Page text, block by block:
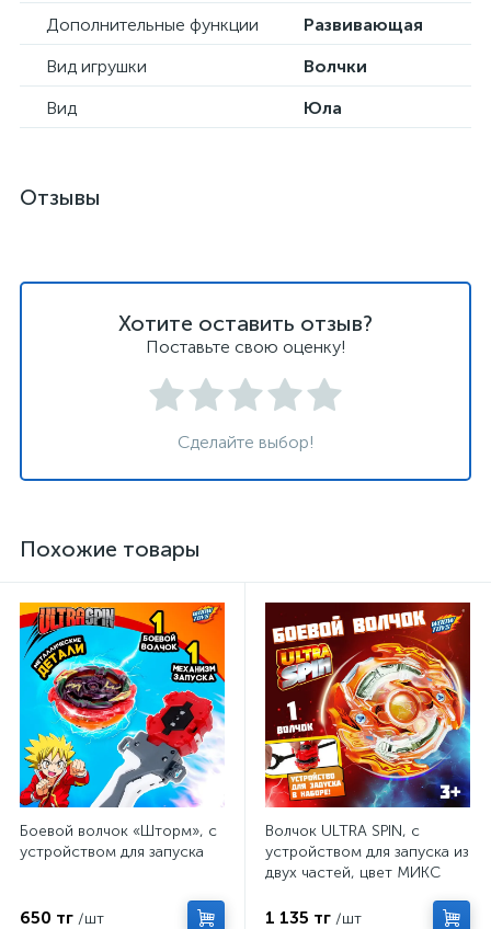
Дополнительные функции
Развивающая
Вид игрушки
Волчки
Вид
Юла
Отзывы
Хотите оставить отзыв?
Поставьте свою оценку!
Сделайте выбор!
Похожие товары
Боевой волчок «Шторм», с
устройством для запуска
650 тг /шт
Волчок ULTRA SPIN, с
устройством для запуска из
двух частей, цвет МИКС
1 135 тг /шт